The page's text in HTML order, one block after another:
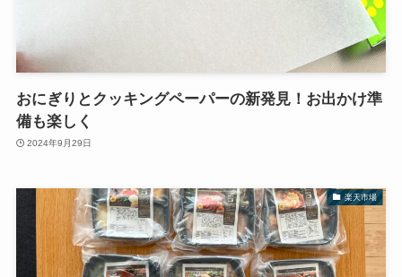
おにぎりとクッキングペーパーの新発見！お出かけ準
備も楽しく
2024年9月29日
楽天市場